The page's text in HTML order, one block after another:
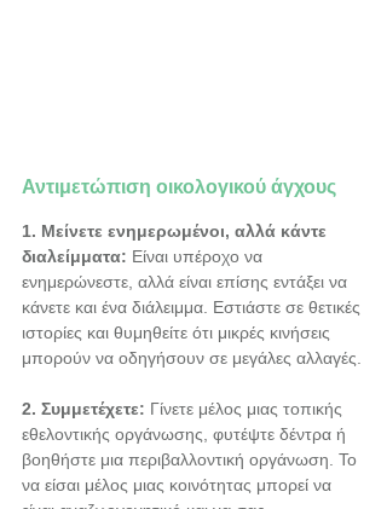
Αντιμετώπιση οικολογικού άγχους
1. Μείνετε ενημερωμένοι, αλλά κάντε
διαλείμματα: Είναι υπέροχο να
ενημερώνεστε, αλλά είναι επίσης εντάξει να
κάνετε και ένα διάλειμμα. Εστιάστε σε θετικές
ιστορίες και θυμηθείτε ότι μικρές κινήσεις
μπορούν να οδηγήσουν σε μεγάλες αλλαγές.
2. Συμμετέχετε: Γίνετε μέλος μιας τοπικής
εθελοντικής οργάνωσης, φυτέψτε δέντρα ή
βοηθήστε μια περιβαλλοντική οργάνωση. Το
να είσαι μέλος μιας κοινότητας μπορεί να